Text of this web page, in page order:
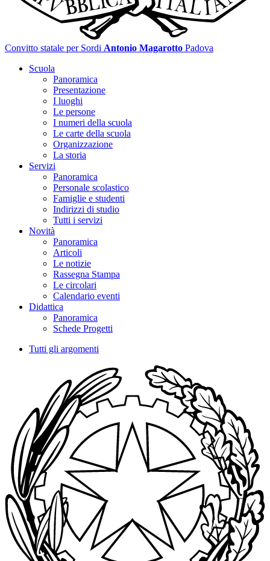
Convitto statale per Sordi Antonio Magarotto Padova
Scuola
Panoramica
Presentazione
I luoghi
Le persone
I numeri della scuola
Le carte della scuola
Organizzazione
La storia
Servizi
Panoramica
Personale scolastico
Famiglie e studenti
Indirizzi di studio
Tutti i servizi
Novità
Panoramica
Articoli
Le notizie
Rassegna Stampa
Le circolari
Calendario eventi
Didattica
Panoramica
Schede Progetti
Tutti gli argomenti